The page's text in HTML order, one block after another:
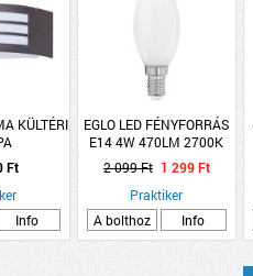
KÜLTÉRI
Ft
Info
EGLO LED FÉNYFORRÁS
E14 4W 470LM 2700K
GYERTYA C35 OPAL
2 099 Ft 1 299 Ft
Praktiker
A bolthoz
Info